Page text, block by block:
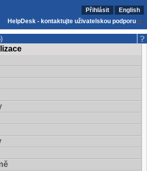
Přihlásit
English
HelpDesk - kontaktujte uživatelskou podporu